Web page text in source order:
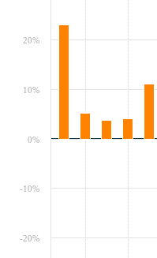
-20%
-10%
0%
10%
20%